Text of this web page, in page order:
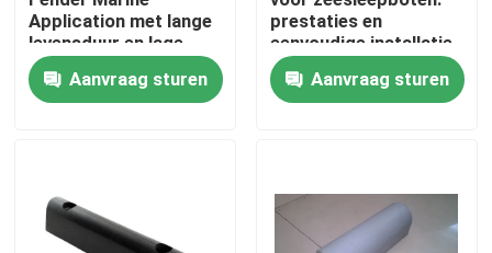
Thuis
Over ons
Application met lange
levensduur en lage
kantelcompressie
voor Port Fendering
Aanvraag sturen
prestaties en
eenvoudige installatie
met opties voor
ketting- en
singelbandbevestiging
Aanvraag sturen